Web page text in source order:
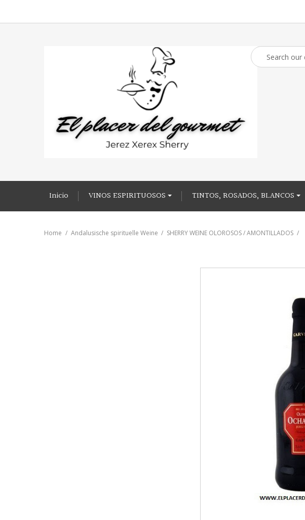
Inicio VINOS ESPIRITUOSOS TINTOS, ROSADOS, BLANCOS
Home Andalusische spirituelle Weine SHERRY WEINE OLOROSOS / AMONTILLADOS